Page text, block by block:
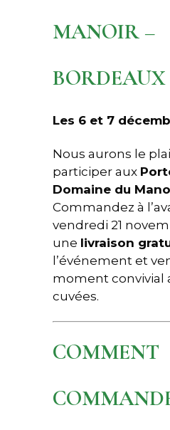
MANOIR –
BORDEAUX
Les 6 et 7
Nous aurons le
participer aux
Domaine du
Commandez à
vendredi 21
une livraison
l’événement et
moment convivial
cuvées.
COMMENT